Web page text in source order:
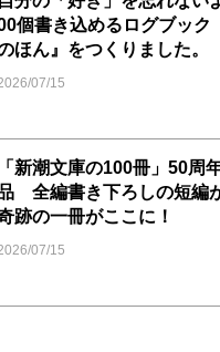
個書き込めるログブック
ほん』をつくりました。
07/15
「新潮文庫の100冊」50周
全編書き下ろしの短編
跡の一冊がここに！
07/15